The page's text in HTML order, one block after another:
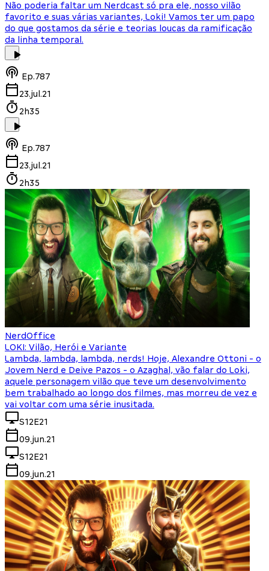
Não poderia faltar um Nerdcast só pra ele, nosso vilão
favorito e suas várias variantes, Loki! Vamos ter um papo
do que gostamos da série e teorias loucas da ramificação
da linha temporal.
Ep.787
23.jul.21
2h35
Ep.787
23.jul.21
2h35
NerdOffice
LOKI: Vilão, Herói e Variante
Lambda, lambda, lambda, nerds! Hoje, Alexandre Ottoni - o
Jovem Nerd e Deive Pazos - o Azaghal, vão falar do Loki,
aquele personagem vilão que teve um desenvolvimento
bem trabalhado ao longo dos filmes, mas morreu de vez e
vai voltar com uma série inusitada.
S12E21
09.jun.21
S12E21
09.jun.21